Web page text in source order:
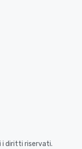
diritti riservati.